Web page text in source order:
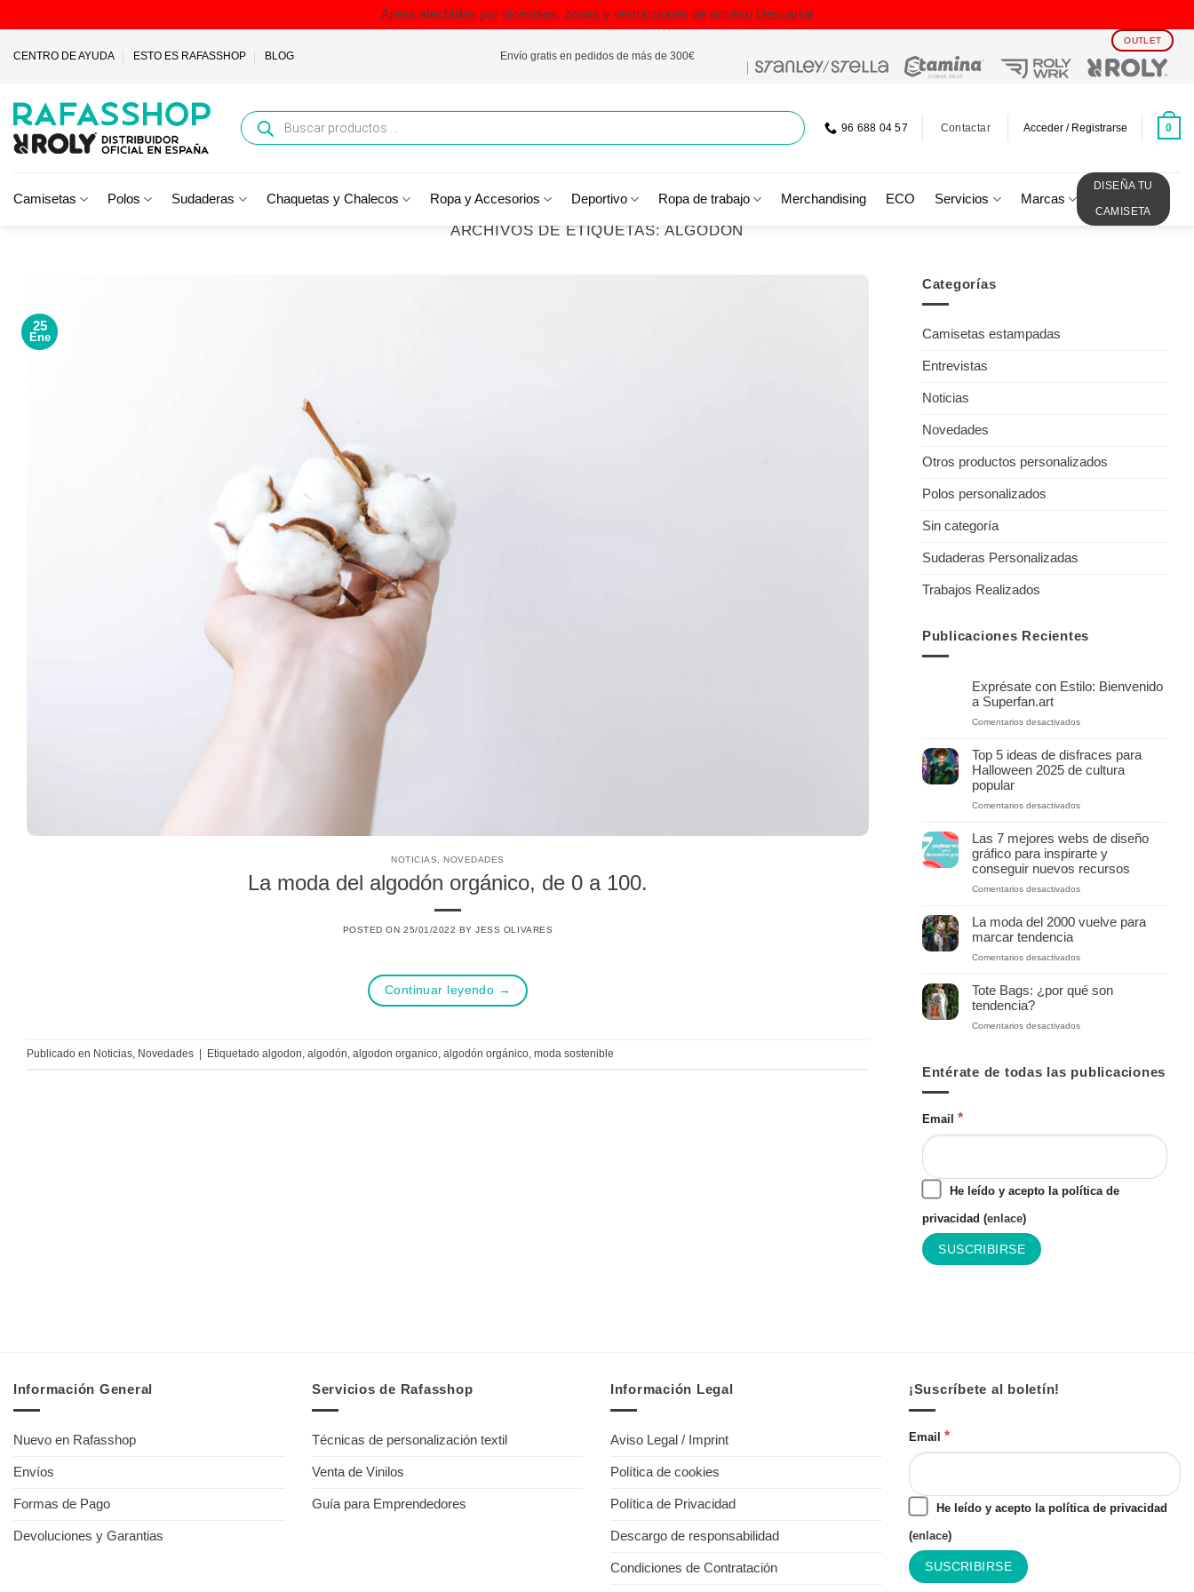
Áreas afectadas por incendios, zonas y restricciones de acceso Descartar
CENTRO DE AYUDA ESTO ES RAFASSHOP BLOG Envío gratis en pedidos de más de 300€
OUTLET
Búsqueda
de
productos
96 688 04 57 Contactar Acceder / Registrarse 0
Camisetas Polos Sudaderas Chaquetas y Chalecos Ropa y Accesorios Deportivo Ropa de trabajo Merchandising ECO Servicios Marcas
DISEÑA TU
CAMISETA
ARCHIVOS DE ETIQUETAS:ALGODON
25
Ene
NOTICIAS,NOVEDADES
La moda del algodón orgánico, de 0 a 100.
POSTED ON25/01/2022 BYJESS OLIVARES
Continuar leyendo →
Publicado en Noticias, Novedades Etiquetado algodon, algodón, algodon organico, algodón orgánico, moda sostenible
Categorías
Camisetas estampadas
Entrevistas
Noticias
Novedades
Otros productos personalizados
Polos personalizados
Sin categoría
Sudaderas Personalizadas
Trabajos Realizados
Publicaciones Recientes
Exprésate con Estilo: Bienvenido
a Superfan.art
Comentarios desactivadosen
con
Estilo:
Bienvenido
Superfan.art
Top 5 ideas de disfraces para
Halloween 2025 de cultura
popular
Comentarios desactivadosen
ideas
de
disfraces
para
2025
popular
Las 7 mejores webs de diseño
gráfico para inspirarte y
conseguir nuevos recursos
Comentarios desactivadosen
de
gráfico
y
recursos
La moda del 2000 vuelve para
marcar tendencia
Comentarios desactivadosen
moda
vuelve
tendencia
Tote Bags: ¿por qué son
tendencia?
Comentarios desactivadosen
¿por
Entérate de todas las publicaciones
Email *
He leído y acepto la política de
privacidad (enlace)
Información General
Nuevo en Rafasshop
Envíos
Formas de Pago
Devoluciones y Garantias
Servicios de Rafasshop
Técnicas de personalización textil
Venta de Vinilos
Guía para Emprendedores
Información Legal
Aviso Legal / Imprint
Política de cookies
Política de Privacidad
Descargo de responsabilidad
Condiciones de Contratación
¡Suscríbete al boletín!
Email *
He leído y acepto la política de privacidad
(enlace)